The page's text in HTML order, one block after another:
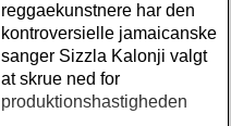
reggaekunstnere har den
kontroversielle jamaicanske
sanger Sizzla Kalonji valgt
at skrue ned for
produktionshastigheden